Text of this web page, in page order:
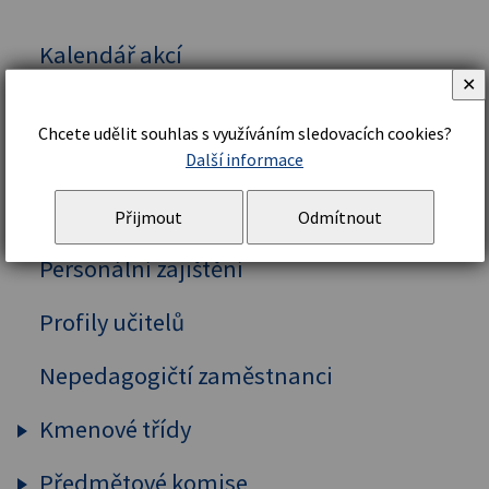
Kalendář akcí
Organizační řád a struktura
Školní řád
Personální zajištění
Profily učitelů
Nepedagogičtí zaměstnanci
Kmenové třídy
Prima
Chcete udělit souhlas s využíváním sledovacích cookies?
Další informace
Přijmout Odmítnout
✕